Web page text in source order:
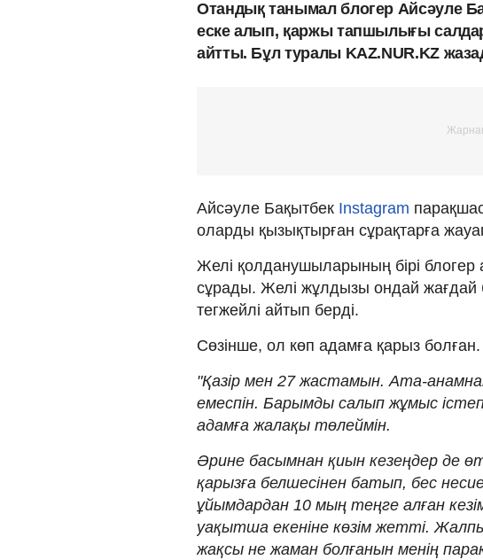
Отандық танымал блогер Айсәуле
еске алып, қаржы тапшылығы
айтты. Бұл туралы KAZ.NUR.KZ
Айсәуле Бақытбек Instagram
оларды қызықтырған сұрақтарға
Желі қолданушыларының бірі блогер
сұрады. Желі жұлдызы ондай жағдай
тегжейлі айтып берді.
Сөзінше, ол көп адамға қарыз болған.
"Қазір мен 27 жастамын. Ата-
емеспін. Барымды салып жұмыс
адамға жалақы төлеймін.
Әрине басымнан қиын кезеңдер де
қарызға белшесінен батып, бес
ұйымдардан 10 мың теңге алған
уақытша екеніне көзім жетті.
жақсы не жаман болғанын менің